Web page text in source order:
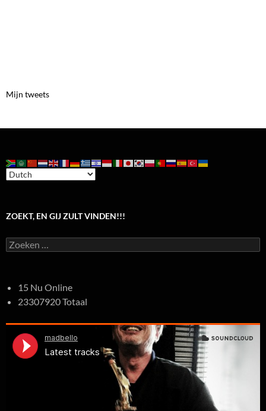
Mijn tweets
ZOEKT, EN GIJ ZULT VINDEN!!!
Zoeken
naar:
15 Nu Online
23307920 Totaal